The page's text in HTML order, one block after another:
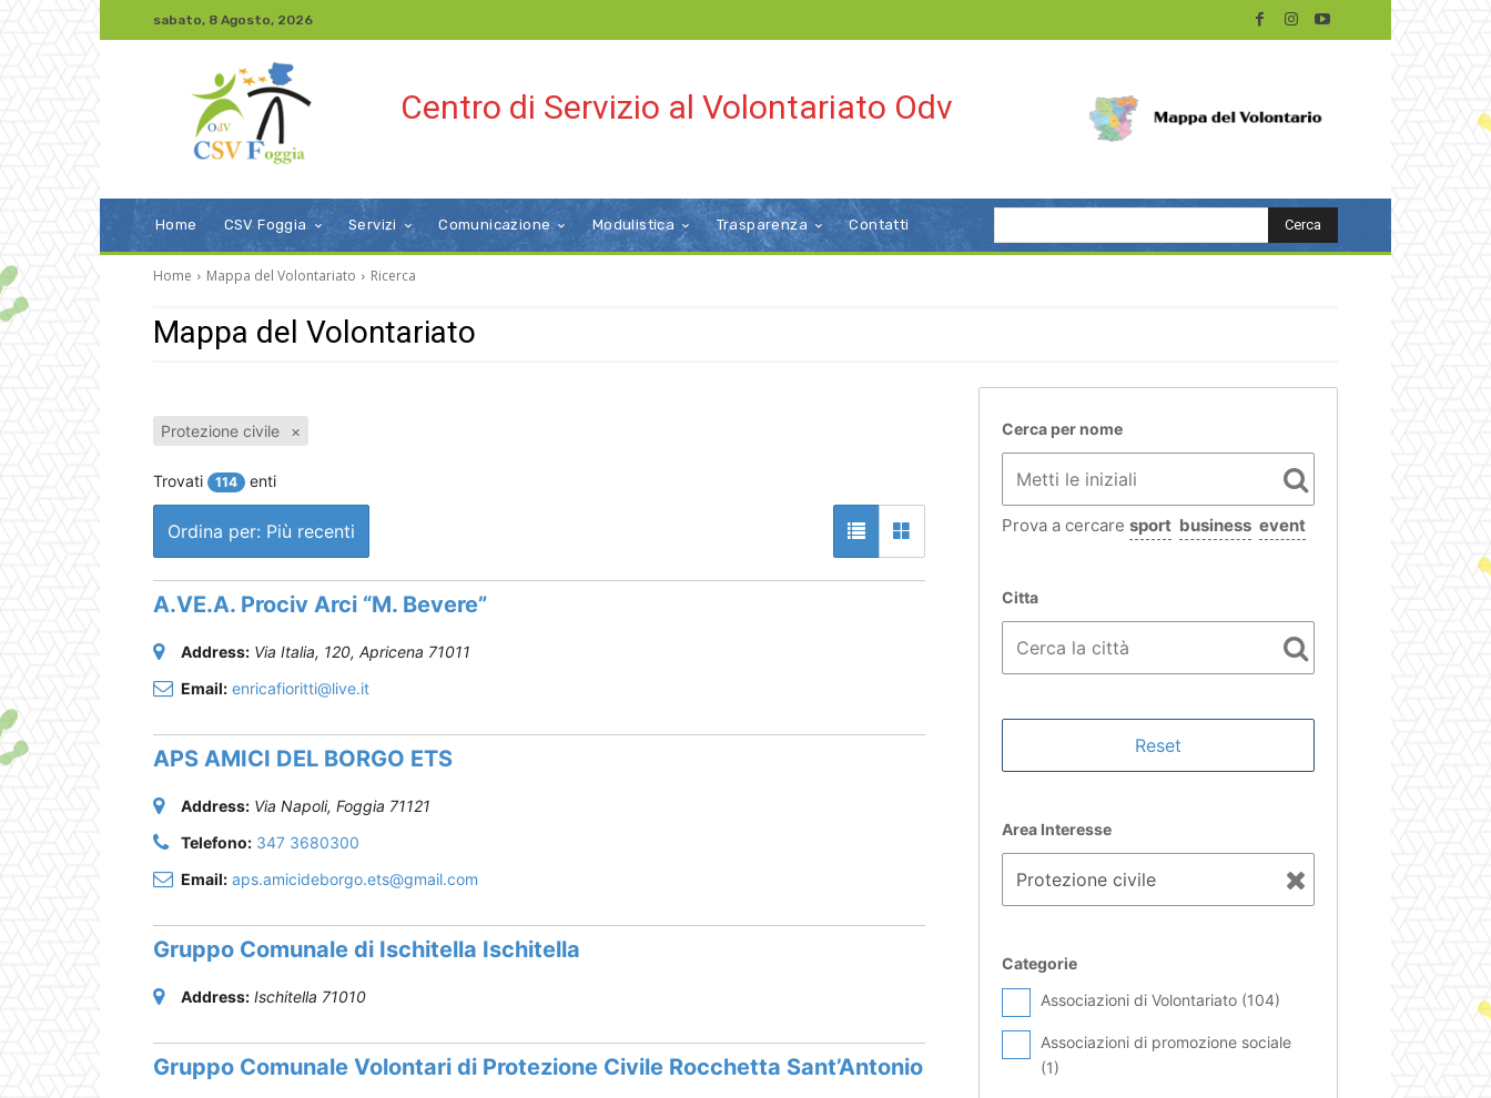
sabato, 8 Agosto, 2026
Centro di Servizio al Volontariato Odv
Home CSV Foggia Servizi Comunicazione Modulistica Trasparenza Contatti Cerca
Home Mappa del Volontariato Ricerca
Mappa del Volontariato
×
Protezione civile
Trovati 114 enti
Ordina per: Più recenti
A.VE.A. Prociv Arci “M. Bevere”
Address: Via Italia, 120, Apricena 71011
Email: enricafioritti@live.it
APS AMICI DEL BORGO ETS
Address: Via Napoli, Foggia 71121
Telefono: 347 3680300
Email: aps.amicideborgo.ets@gmail.com
Gruppo Comunale di Ischitella Ischitella
Address: Ischitella 71010
Gruppo Comunale Volontari di Protezione Civile Rocchetta Sant’Antonio
Cerca per nome
Prova a cercare sport business event
Citta
Area Interesse
Categorie
Associazioni di Volontariato (104)
Associazioni di promozione sociale
(1)